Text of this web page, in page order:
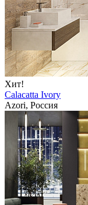
Хит!
Calacatta Ivory
Azori, Россия